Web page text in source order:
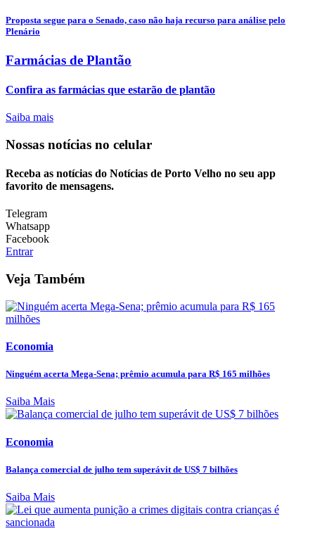
Proposta segue para o Senado, caso não haja recurso para análise pelo
Plenário
Farmácias de Plantão
Confira as farmácias que estarão de plantão
Saiba mais
Nossas notícias no celular
Receba as notícias do Notícias de Porto Velho no seu app
favorito de mensagens.
Telegram
Whatsapp
Facebook
Entrar
Veja Também
Economia
Ninguém acerta Mega-Sena; prêmio acumula para R$ 165 milhões
Saiba Mais
Economia
Balança comercial de julho tem superávit de US$ 7 bilhões
Saiba Mais